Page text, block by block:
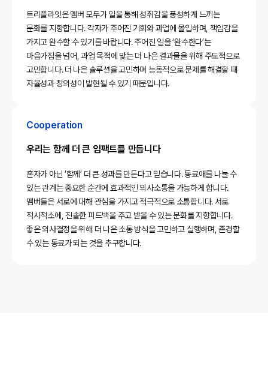
트리플라잇은 멤버 모두가 일을 통해 성취감을 풍성하게 느끼는
문화를 지향합니다. 각자가 주어진 기회와 과업에 몰입하며, 책임감을
가지고 완수할 수 있기를 바랍니다. 주어진 일을 ‘완수한다’는
마음가짐을 넘어, 과업 목적에 맞는 더 나은 결과물을 위해 주도적으로
고민합니다. 더 나은 솔루션을 고민하며 능동적으로 문제를 해결할 때
자율성과 창의성이 발현될 수 있기 때문입니다.
Cooperation
우리는 함께 더 큰 임팩트를 만듭니다
혼자가 아닌 ‘함께’ 더 큰 성과를 만든다고 믿습니다. 동료애를 나눌 수
있는 관계는 중요한 순간에 효과적인 의사소통을 가능하게 합니다.
멤버들은 서로에 대해 관심을 가지고 적극적으로 소통합니다. 서로
적시적소에, 진솔한 피드백을 주고 받을 수 있는 문화를 지향합니다.
좋은 의사결정을 위해 더 나은 소통 방식을 고민하고 실행하며, 존경할
수 있는 동료가 되는 것을 추구합니다.